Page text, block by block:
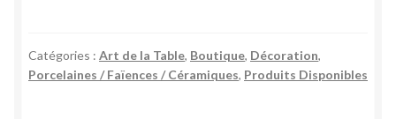
bas
sur
Catégories : Art de la Table, Boutique, Décoration,
Porcelaines / Faïences / Céramiques, Produits Disponibles